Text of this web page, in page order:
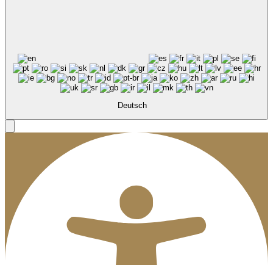
Deutsch